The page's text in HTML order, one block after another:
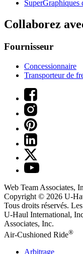
SuperGraphiques
Collaborez
Fournisseur
Concessionnaire
Transporteur de
Web Team Associates,
Copyright © 2026 U-
Tous droits réservés.
U-Haul International,
Associates, Inc.
Air-Cushioned Ride®
Arbitrage